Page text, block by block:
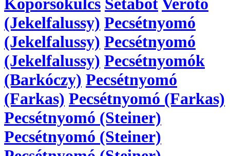
(Jekelfalussy) Pecsétnyomó
(Jekelfalussy) Pecsétnyomó
(Jekelfalussy) Pecsétnyomók
(Barkóczy) Pecsétnyomó
(Farkas) Pecsétnyomó (Farkas)
Pecsétnyomó (Steiner)
Pecsétnyomó (Steiner)